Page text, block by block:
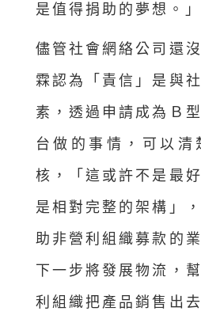
是值得捐助的夢想。」
儘管社會網絡公司還
霖認為「責信」是與
素，透過申請成為Ｂ
台做的事情，可以清
核，「這或許不是最
是相對完整的架構」
助非營利組織募款的
下一步將發展物流，
利組織把產品銷售出